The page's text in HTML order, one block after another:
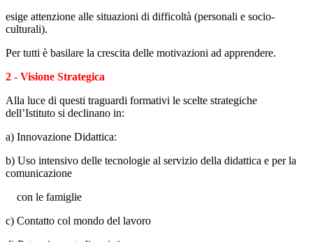
esige attenzione alle situazioni di difficoltà (personali e socio-
culturali).
Per tutti è basilare la crescita delle motivazioni ad apprendere.
2 - Visione Strategica
Alla luce di questi traguardi formativi le scelte strategiche
dell’Istituto si declinano in:
a) Innovazione Didattica:
b) Uso intensivo delle tecnologie al servizio della didattica e per la
comunicazione
con le famiglie
c) Contatto col mondo del lavoro